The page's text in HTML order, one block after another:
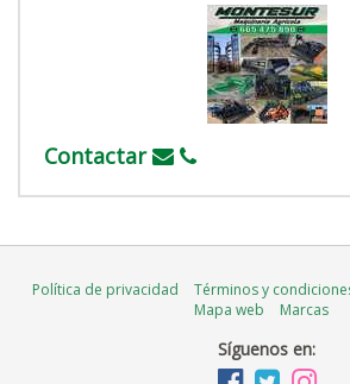
Contactar
Política de privacidad Términos y
Mapa web
Marcas
Síguenos en: